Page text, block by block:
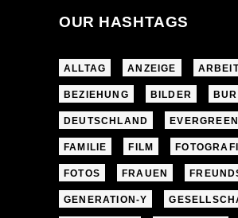
OUR HASHTAGS
ALLTAG ANZEIGE
BEZIEHUNG BILDER
DEUTSCHLAND EVERGREEN
FAMILIE FILM
FOTOS FRAUEN
GENERATION-Y